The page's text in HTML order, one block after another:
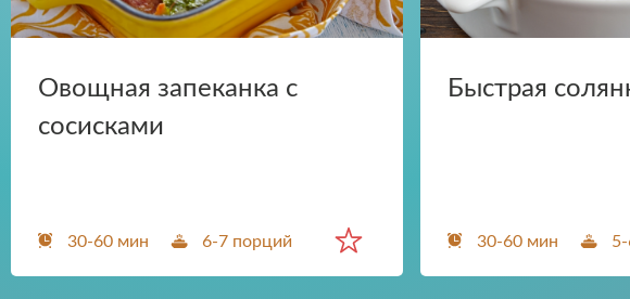
Овощная запеканка с
сосисками
30-60 мин 6-7 порций
Быстрая
30-60 мин
Отправить
Нажимая на кнопку, я принимаю условия